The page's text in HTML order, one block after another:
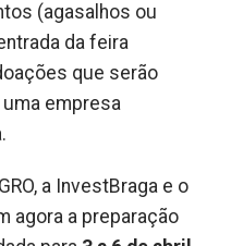
(agasalhos ou
da feira
que serão
empresa
a InvestBraga e o
agora a preparação